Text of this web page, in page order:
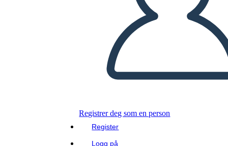
Registrer deg som en person
Register
Logg på